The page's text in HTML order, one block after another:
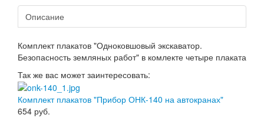
Описание
Комплект плакатов "Одноковшовый экскаватор.
Безопасность земляных работ" в комлекте четыре плаката
Так же вас может заинтересовать:
Комплект плакатов "Прибор ОНК-140 на автокранах"
654 руб.